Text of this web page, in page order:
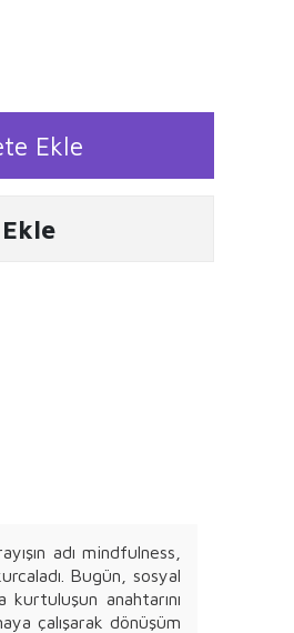
Ekle
adı mindfulness,
Bugün, sosyal
anahtarını
çalışarak dönüşüm